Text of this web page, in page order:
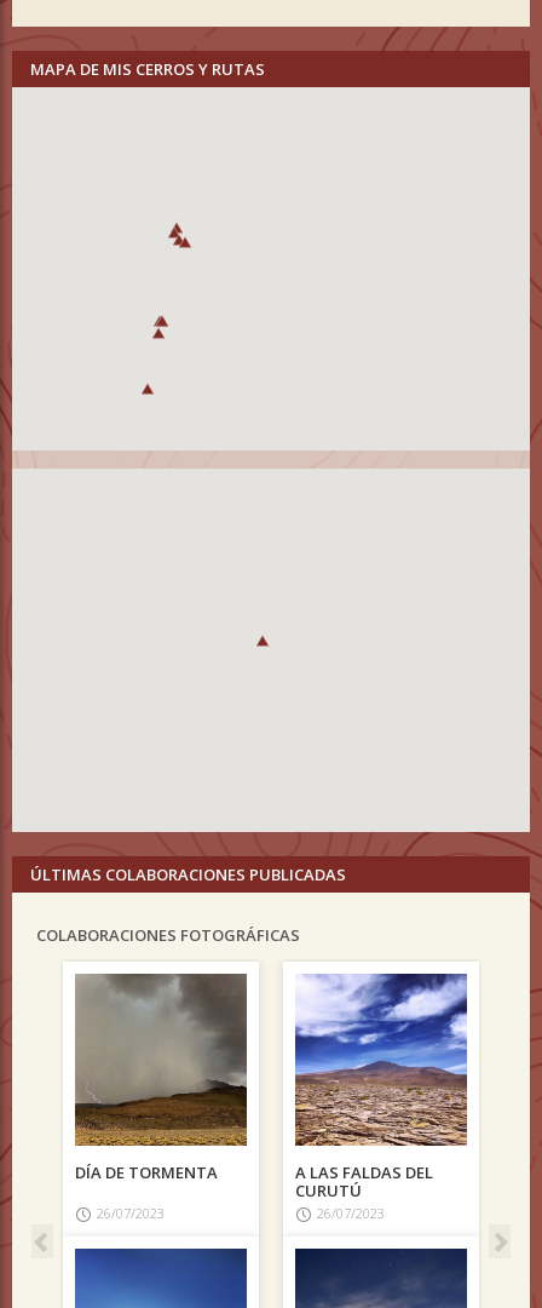
MAPA DE MIS CERROS Y RUTAS
ÚLTIMAS COLABORACIONES PUBLICADAS
COLABORACIONES FOTOGRÁFICAS
A LAS FALDAS DEL
VOLCÁN SAN PEDRO
25/05/2020
Previous